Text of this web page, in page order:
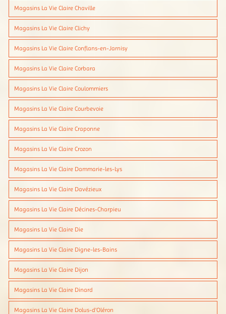
Magasins La Vie Claire Chaville
Magasins La Vie Claire Clichy
Magasins La Vie Claire Conflans-en-Jarnisy
Magasins La Vie Claire Corbara
Magasins La Vie Claire Coulommiers
Magasins La Vie Claire Courbevoie
Magasins La Vie Claire Craponne
Magasins La Vie Claire Crozon
Magasins La Vie Claire Dammarie-les-Lys
Magasins La Vie Claire Davézieux
Magasins La Vie Claire Décines-Charpieu
Magasins La Vie Claire Die
Magasins La Vie Claire Digne-les-Bains
Magasins La Vie Claire Dijon
Magasins La Vie Claire Dinard
Magasins La Vie Claire Dolus-d'Oléron